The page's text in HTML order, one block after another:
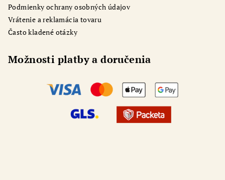
Podmienky ochrany osobných údajov
Vrátenie a reklamácia tovaru
Často kladené otázky
Možnosti platby a doručenia